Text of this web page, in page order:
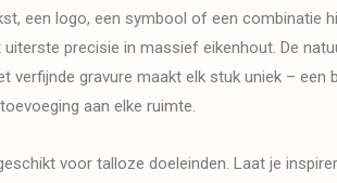
een logo, een symbool of een combinatie
precisie in massief eikenhout. De
verfijnde gravure maakt elk stuk uniek – een
aan elke ruimte.
voor talloze doeleinden. Laat je